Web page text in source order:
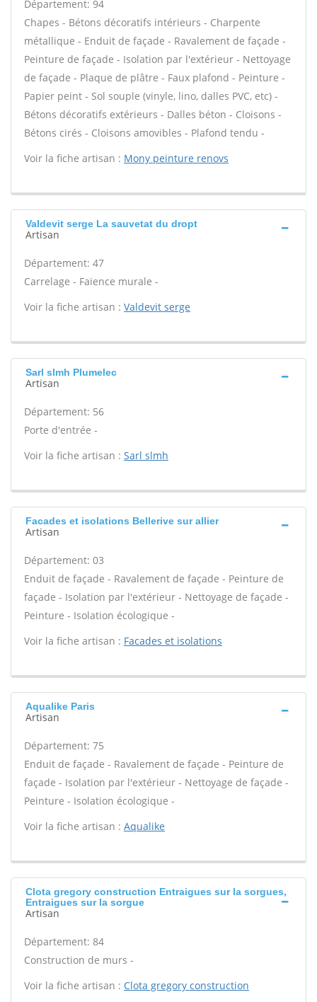
Département: 94
Chapes - Bétons décoratifs intérieurs - Charpente
métallique - Enduit de façade - Ravalement de façade -
Peinture de façade - Isolation par l'extérieur - Nettoyage
de façade - Plaque de plâtre - Faux plafond - Peinture -
Papier peint - Sol souple (vinyle, lino, dalles PVC, etc) -
Bétons décoratifs extérieurs - Dalles béton - Cloisons -
Bétons cirés - Cloisons amovibles - Plafond tendu -
Voir la fiche artisan : Mony peinture renovs
Valdevit serge La sauvetat du dropt
Artisan
Département: 47
Carrelage - Faïence murale -
Voir la fiche artisan : Valdevit serge
Sarl slmh Plumelec
Artisan
Département: 56
Porte d'entrée -
Voir la fiche artisan : Sarl slmh
Facades et isolations Bellerive sur allier
Artisan
Département: 03
Enduit de façade - Ravalement de façade - Peinture de
façade - Isolation par l'extérieur - Nettoyage de façade -
Peinture - Isolation écologique -
Voir la fiche artisan : Facades et isolations
Aqualike Paris
Artisan
Département: 75
Enduit de façade - Ravalement de façade - Peinture de
façade - Isolation par l'extérieur - Nettoyage de façade -
Peinture - Isolation écologique -
Voir la fiche artisan : Aqualike
Clota gregory construction Entraigues sur la sorgues,
Entraigues sur la sorgue
Artisan
Département: 84
Construction de murs -
Voir la fiche artisan : Clota gregory construction